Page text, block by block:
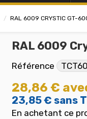
RAL 6009 CRYSTIC GT-
RAL 6009
Référence
28,86 €
23,85 € sans
En achetant ce